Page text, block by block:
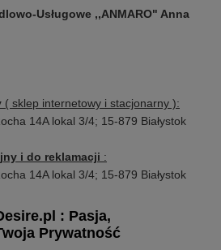
Usługowe ,,ANMARO" Anna
( sklep internetowy i stacjonarny ):
14A lokal 3/4; 15-879 Białystok
i do reklamacji :
14A lokal 3/4; 15-879 Białystok
: Pasja,
Prywatność